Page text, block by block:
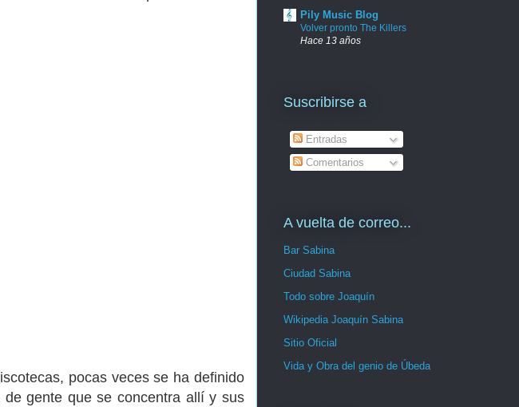
pocas veces se ha definido
gente que se concentra allí y sus
Pily Music Blog
Volver pronto The Killers
Hace 13 años
Suscribirse a
Entradas
Comentarios
A vuelta de correo...
Bar Sabina
Ciudad Sabina
Todo sobre Joaquín
Wikipedia Joaquín Sabina
Sitio Oficial
Vida y Obra del genio de Úbeda